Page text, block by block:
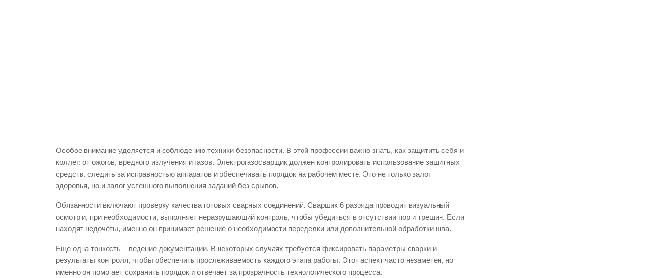
Особое внимание уделяется и соблюдению техники безопасности. В этой профессии важно знать, как защитить себя и
коллег: от ожогов, вредного излучения и газов. Электрогазосварщик должен контролировать использование защитных
средств, следить за исправностью аппаратов и обеспечивать порядок на рабочем месте. Это не только залог
здоровья, но и залог успешного выполнения заданий без срывов.
Обязанности включают проверку качества готовых сварных соединений. Сварщик 6 разряда проводит визуальный
осмотр и, при необходимости, выполняет неразрушающий контроль, чтобы убедиться в отсутствии пор и трещин. Если
находят недочёты, именно он принимает решение о необходимости переделки или дополнительной обработки шва.
Еще одна тонкость – ведение документации. В некоторых случаях требуется фиксировать параметры сварки и
результаты контроля, чтобы обеспечить прослеживаемость каждого этапа работы. Этот аспект часто незаметен, но
именно он помогает сохранить порядок и отвечает за прозрачность технологического процесса.